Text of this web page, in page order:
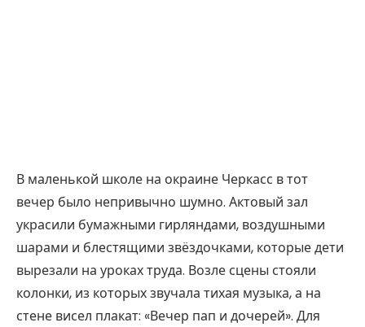
В маленькой школе на окраине Черкасс в тот
вечер было непривычно шумно. Актовый зал
украсили бумажными гирляндами, воздушными
шарами и блестящими звёздочками, которые дети
вырезали на уроках труда. Возле сцены стояли
колонки, из которых звучала тихая музыка, а на
стене висел плакат: «Вечер пап и дочерей». Для